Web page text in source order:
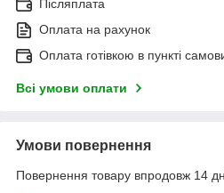
Післяплата
Оплата на рахунок
Оплата готівкою в пункті
Всі умови оплати
Умови повернення
Повернення товару впродовж 14